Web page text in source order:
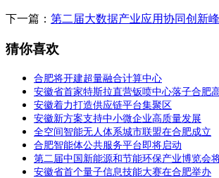
下一篇： 第二届大数据产业应用协同创新
猜你喜欢
合肥将开建超量融合计算中心
安徽省首家特斯拉直营钣喷中心落子合肥
安徽着力打造供应链平台集聚区
安徽新方案支持中小微企业高质量发展
全空间智能无人体系城市联盟在合肥成立
合肥智能体公共服务平台即将启动
第二届中国新能源和节能环保产业博览会
安徽省首个量子信息技能大赛在合肥举办